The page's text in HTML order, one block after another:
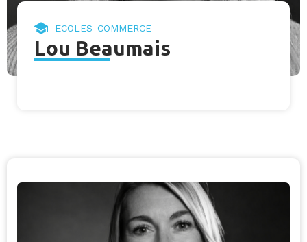
ECOLES-COMMERCE
Lou Beaumais